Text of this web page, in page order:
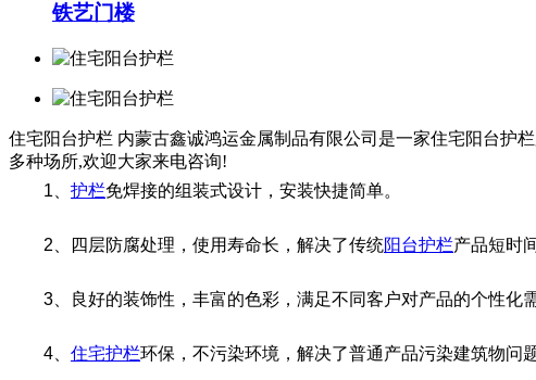
铁艺门楼
住宅阳台护栏 内蒙古鑫诚鸿运金属制品有限公司是一家住宅阳台护
多种场所,欢迎大家来电咨询!
1、 护栏免焊接的组装式设计，安装快捷简单。
2、四层防腐处理，使用寿命长，解决了传统阳台护栏产品短时
3、良好的装饰性，丰富的色彩，满足不同客户对产品的个性化需
4、 住宅护栏环保，不污染环境，解决了普通产品污染建筑物问题